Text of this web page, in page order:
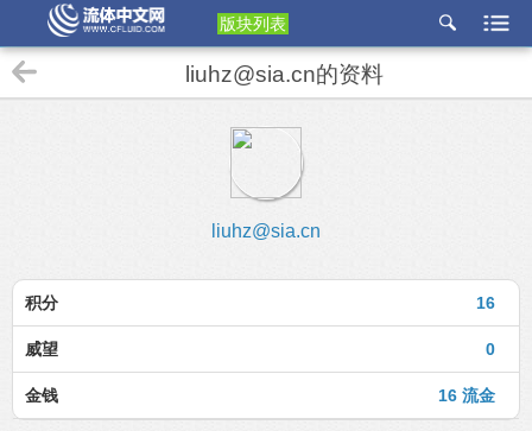
版块列表
etu
liuhz@sia.cn的资料
liuhz@sia.cn
16
积分
0
威望
16 流金
金钱